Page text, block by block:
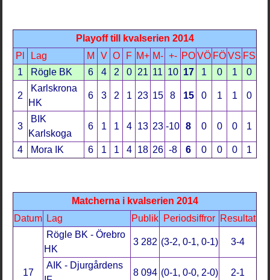
Playoff till kvalserien 2014
Pl
Lag M V O F M+ M- +- PO VÖ FÖ VS FS
1
Rögle BK 6 4 2 0 21 11 10 17 1 0 1 0
2
Karlskrona
HK
6 3 2 1 23 15 8 15 0 1 1 0
3
BIK
Karlskoga
6 1 1 4 13 23 -10 8 0 0 0 1
4 Mora IK 6 1 1 4 18 26 -8 6 0 0 0 1
Matcherna i kvalserien 2014
Datum Lag Publik Periodsiffror Resultat
17
Rögle BK - Örebro
HK
3 282 (3-2, 0-1, 0-1) 3-4
AIK - Djurgårdens
8 094 (0-1, 0-0, 2-0) 2-1